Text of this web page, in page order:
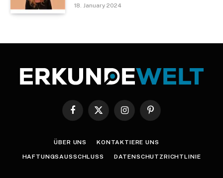
18. January 2024
Facebook
X
InstagramPinterest
ÜBER UNS KONTAKTIERE UNS
HAFTUNGSAUSSCHLUSS DATENSCHUTZRICHTLINIE